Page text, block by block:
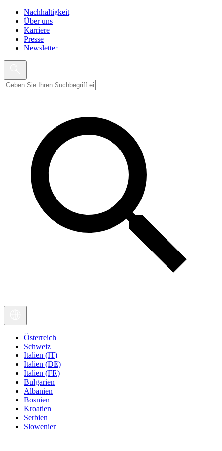
Nachhaltigkeit
Über uns
Karriere
Presse
Newsletter
Österreich
Schweiz
Italien (IT)
Italien (DE)
Italien (FR)
Bulgarien
Albanien
Bosnien
Kroatien
Serbien
Slowenien